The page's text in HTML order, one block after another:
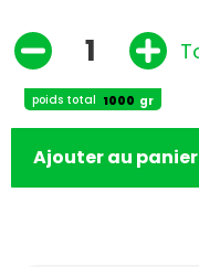
poids total gr
Ajouter au panier